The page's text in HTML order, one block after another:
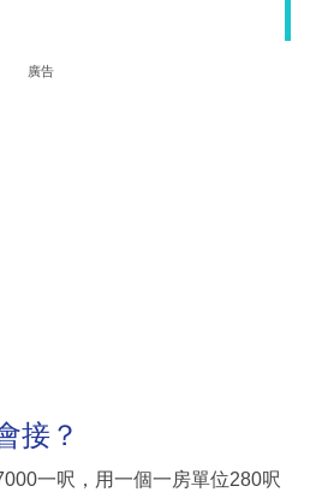
廣告
接？
一呎，用一個一房單位280呎